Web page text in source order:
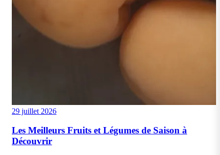
29 juillet 2026
Les Meilleurs Fruits et Légumes de Saison à
Découvrir